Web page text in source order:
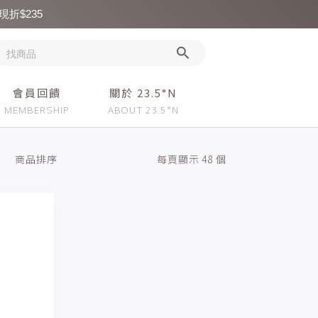
會員回饋 關於 23.5°N
商品排序 每頁顯示 48 個
折$235